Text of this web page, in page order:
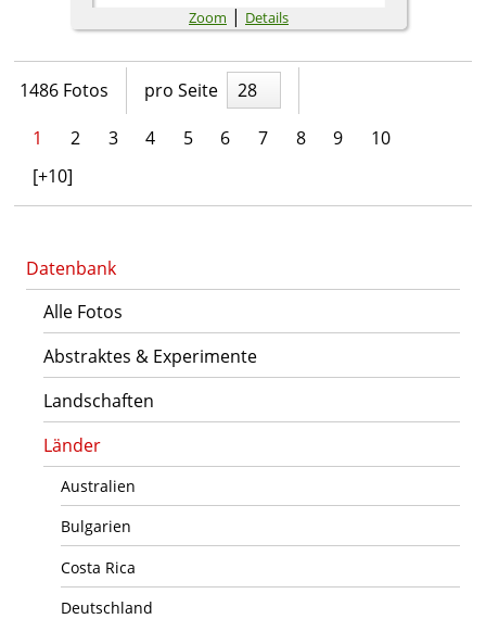
Datenbank
Alle Fotos
Abstraktes & Experimente
Landschaften
Länder
Australien
Bulgarien
Costa Rica
Deutschland
Zoom | Details
1486 Fotos pro Seite
28
1
2 3 4 5 6 7 8 9
10
[+10]